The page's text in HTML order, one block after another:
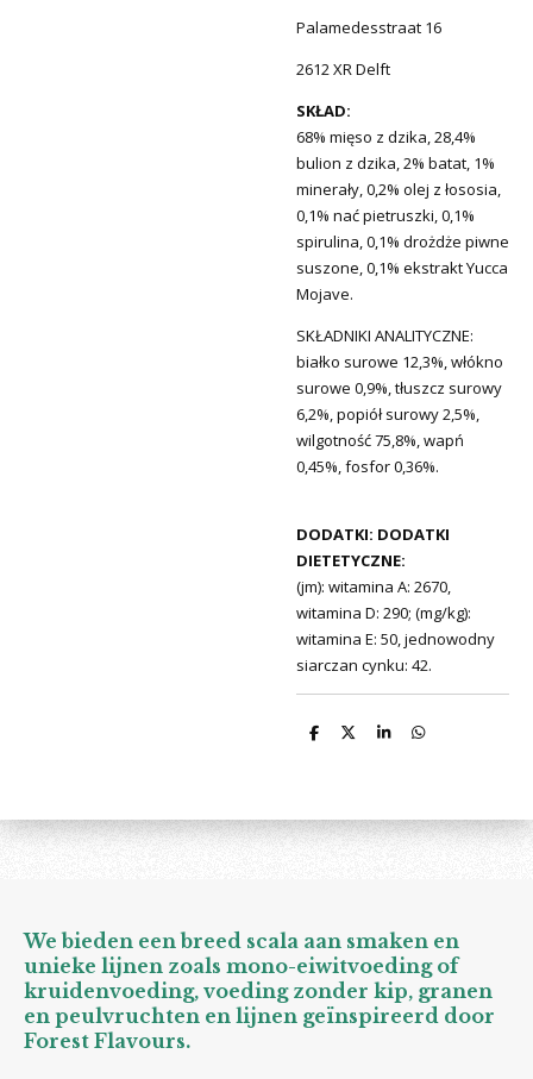
Palamedesstraat 16
2612 XR Delft
SKŁAD:
68% mięso z dzika, 28,4%
bulion z dzika, 2% batat, 1%
minerały, 0,2% olej z łososia,
0,1% nać pietruszki, 0,1%
spirulina, 0,1% drożdże piwne
suszone, 0,1% ekstrakt Yucca
Mojave.
SKŁADNIKI ANALITYCZNE:
białko surowe 12,3%, włókno
surowe 0,9%, tłuszcz surowy
6,2%, popiół surowy 2,5%,
wilgotność 75,8%, wapń
0,45%, fosfor 0,36%.
DODATKI: DODATKI
DIETETYCZNE:
(jm): witamina A: 2670,
witamina D: 290; (mg/kg):
witamina E: 50, jednowodny
siarczan cynku: 42.
D
D
S
D
We bieden een breed scala aan smaken en
unieke lijnen zoals mono-eiwitvoeding of
kruidenvoeding, voeding zonder kip, granen
en peulvruchten en lijnen geïnspireerd door
Forest Flavours.